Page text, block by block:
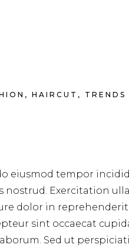
, HAIRCUT , TRENDS
eiusmod tempor
nostrud. Exercitation
dolor in
sint occaecat
Sed ut